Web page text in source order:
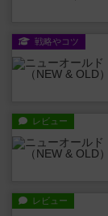
戦略やコツ
レビュー
レビュー